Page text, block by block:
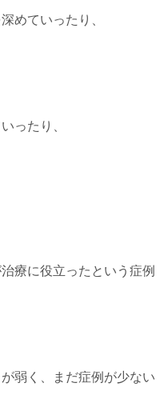
めていったり、
ったり、
療に役立ったという症例
弱く、まだ症例が少ない